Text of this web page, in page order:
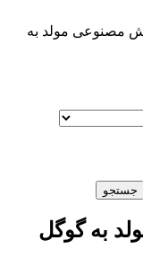
مصنوعی مولد به
به گوگل